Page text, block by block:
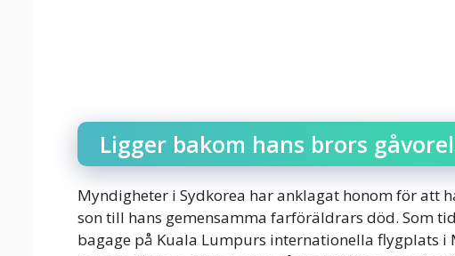
Ligger bakom hans brors
Myndigheter i Sydkorea har anklagat honom för att
son till hans gemensamma farföräldrars död. Som
bagage på Kuala Lumpurs internationella flygplats i